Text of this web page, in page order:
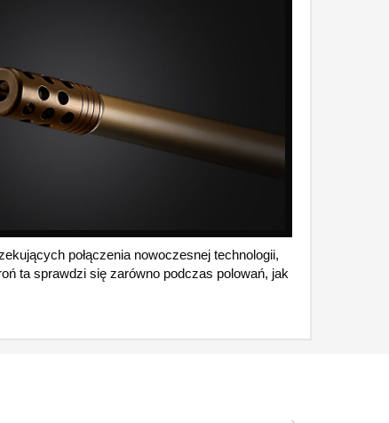
połączenia nowoczesnej technologii,
ta sprawdzi się zarówno podczas polowań, jak